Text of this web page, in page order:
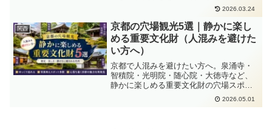
2026.03.24
関西
京都の穴場観光5選｜静かに楽し
める重要文化財（人混みを避けた
い方へ）
京都で人混みを避けたい方へ。泉涌寺・
智積院・光明院・随心院・大徳寺など、
静かに楽しめる重要文化財の穴場スポッ
ト5選を厳選紹介。落ち着いた京都観光を
2026.05.01